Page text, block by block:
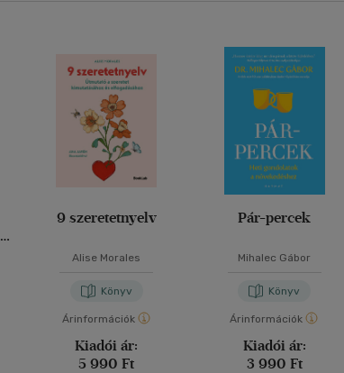
9 szeretetnyelv
Alise Morales
Könyv
Árinformációk
Kiadói ár:
5 990 Ft
Pár-percek
Mihalec Gábor
Könyv
Árinformációk
Kiadói ár:
3 990 Ft